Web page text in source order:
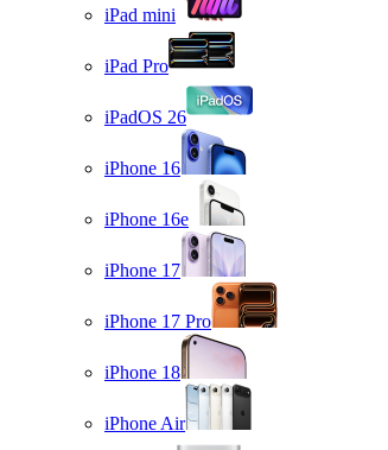
iPad mini
iPad Pro
iPadOS 26
iPhone 16
iPhone 16e
iPhone 17
iPhone 17 Pro
iPhone 18
iPhone Air